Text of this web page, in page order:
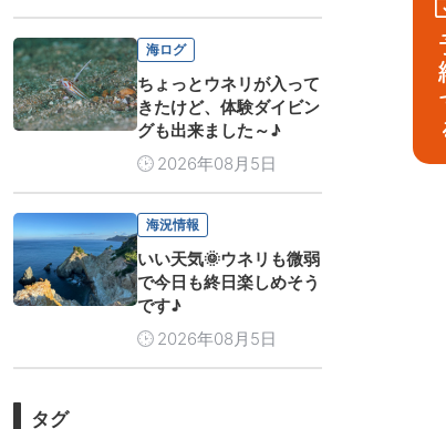
海ログ
ちょっとウネリが入って
きたけど、体験ダイビン
グも出来ました～♪
2026年08月5日
海況情報
いい天気🌞ウネリも微弱
で今日も終日楽しめそう
です♪
2026年08月5日
タグ